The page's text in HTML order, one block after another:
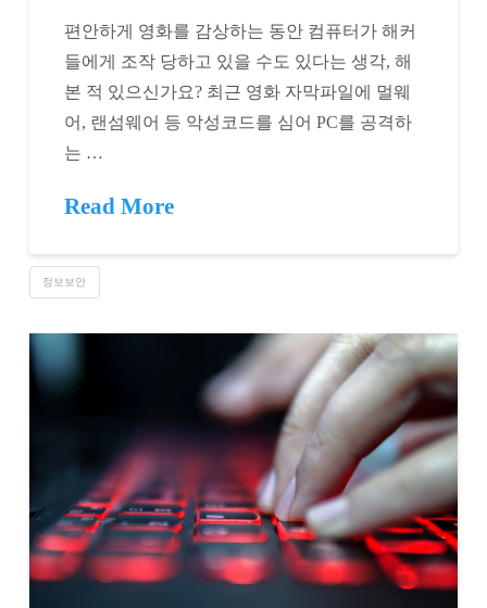
편안하게 영화를 감상하는 동안 컴퓨터가 해커
들에게 조작 당하고 있을 수도 있다는 생각, 해
본 적 있으신가요? 최근 영화 자막파일에 멀웨
어, 랜섬웨어 등 악성코드를 심어 PC를 공격하
는 …
Read More
정보보안